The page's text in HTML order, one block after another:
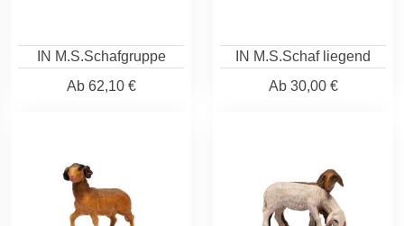
IN M.S.Schafgruppe
Ab62,10 €
IN M.S.Schaf liegend
Ab30,00 €